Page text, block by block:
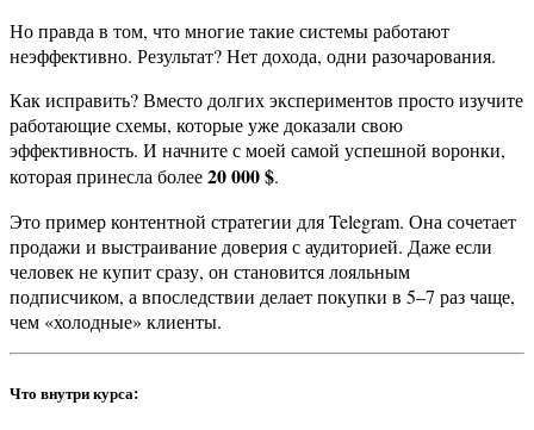
Но правда в том, что многие такие системы работают
неэффективно. Результат? Нет дохода, одни разочарования.
Как исправить? Вместо долгих экспериментов просто изучите
работающие схемы, которые уже доказали свою
эффективность. И начните с моей самой успешной воронки,
которая принесла более20 000 $.
Это пример контентной стратегии для Telegram. Она сочетает
продажи и выстраивание доверия с аудиторией. Даже если
человек не купит сразу, он становится лояльным
подписчиком, а впоследствии делает покупки в 5–7 раз чаще,
чем «холодные» клиенты.
Что внутри курса: